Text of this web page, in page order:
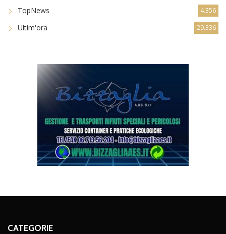
TopNews 4.356
Ultim'ora 29.336
CATEGORIE